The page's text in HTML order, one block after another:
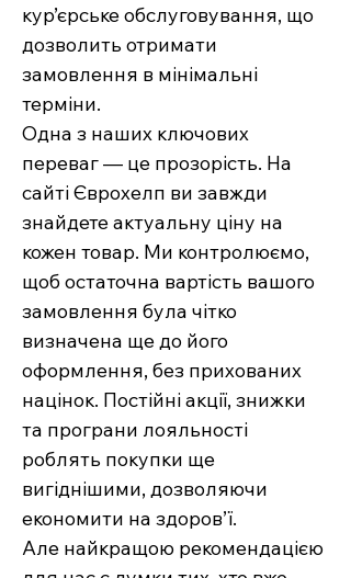
кур’єрське обслуговування, що
дозволить отримати
замовлення в мінімальні
терміни.
Одна з наших ключових
переваг — це прозорість. На
сайті Єврохелп ви завжди
знайдете актуальну ціну на
кожен товар. Ми контролюємо,
щоб остаточна вартість вашого
замовлення була чітко
визначена ще до його
оформлення, без прихованих
націнок. Постійні акції, знижки
та програни лояльності
роблять покупки ще
вигіднішими, дозволяючи
економити на здоров’ї.
Але найкращою рекомендацією